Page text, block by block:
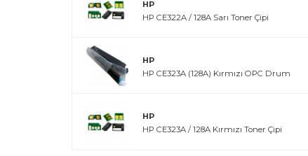
HP
HP CE322A / 128A Sarı Toner Çipi
HP
HP CE323A (128A) Kırmızı OPC Drum
HP
HP CE323A / 128A Kırmızı Toner Çipi